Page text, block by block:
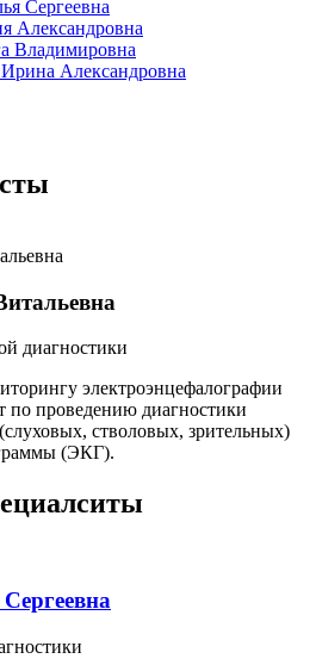
Сергеевна
Александровна
Владимировна
Александровна
диагностики
электроэнцефалографии
по проведению диагностики
стволовых, зрительных)
(ЭКГ).